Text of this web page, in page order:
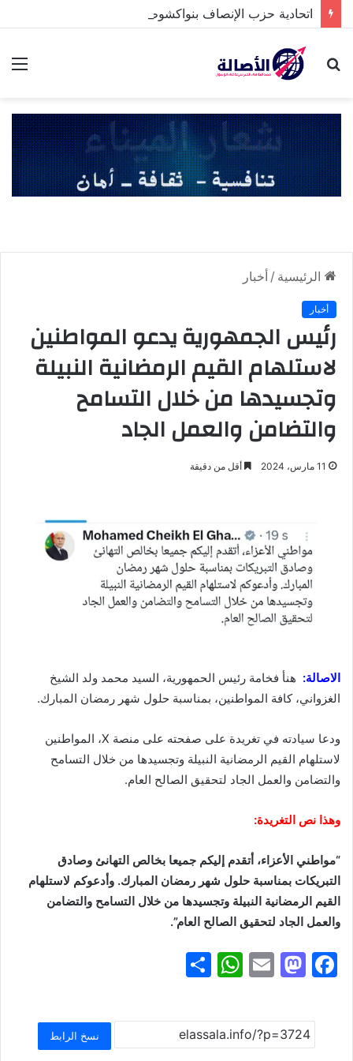
بحث
الرئيسية / أخبار
أخبار
رئيس الجمهورية يدعو المواطنين
لاستلهام القيم الرمضانية النبيلة
وتجسيدها من خلال التسامح
والتضامن والعمل الجاد
11 مارس، 2024 أقل من دقيقة
الاصالة: هنأ فخامة رئيس الحمهورية، السيد محمد ولد الشيخ
الغزواني، كافة المواطنين، بمناسبة حلول شهر رمضان المبارك.
ودعا سيادته في تغريدة على صفحته على منصة X، المواطنين
لاستلهام القيم الرمضانية النبيلة وتجسيدها من خلال التسامح
والتضامن والعمل الجاد لتحقيق الصالح العام.
وهذا نص التغريدة:
“مواطني الأعزاء، أتقدم إليكم جميعا بخالص التهانئ وصادق
التبريكات بمناسبة حلول شهر رمضان المبارك. وأدعوكم لاستلهام
القيم الرمضانية النبيلة وتجسيدها من خلال التسامح والتضامن
والعمل الجاد لتحقيق الصالح العام”.
F
c
e
M
st
o
E
ai
l
W
at
s
ar
e
نسخ الرابط